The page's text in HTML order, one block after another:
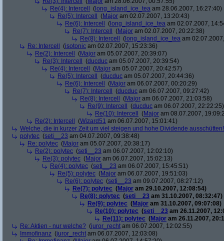
Re(4): Intercell
( long_island_ice_tea am 28.06.2007, 16:27:40)
Re(5): Intercell
(Major am 02.07.2007, 13:20:43)
Re(6): Intercell
( long_island_ice_tea am 02.07.2007,
Re(7): Intercell
(Major am 02.07.2007, 20:22:38)
Re(8): Intercell
( long_island_ice_tea am
Re: Intercell
(isotonic am 02.07.2007, 15:23:36)
Re(2): Intercell
(Major am 05.07.2007, 20:39:07)
Re(3): Intercell
(ducduc am 05.07.2007, 20:39:54)
Re(4): Intercell
(Major am 05.07.2007, 20:42:57)
Re(5): Intercell
(ducduc am 05.07.2007, 20:44:36)
Re(6): Intercell
(Major am 06.07.2007, 00:20:29)
Re(7): Intercell
(ducduc am 06.07.2007, 09:27:42)
Re(8): Intercell
(Major am 06.07.2007, 21:03:58)
Re(9): Intercell
(ducduc am 06.07.2007, 22:22:25)
Re(10): Intercell
(Major am 08.07.2007,
Re(2): Intercell
(Wizard51 am 06.07.2007, 15:01:41)
Welche, die in kurzer Zeit um viel steigen und hohe Dividende
polytec (seti__23 am 04.07.2007, 09:38:48)
Re: polytec (Major am 05.07.2007, 20:38:17)
Re(2): polytec (seti__23 am 06.07.2007, 12:02:10)
Re(3): polytec (Major am 06.07.2007, 15:02:13)
Re(4): polytec (seti__23 am 06.07.2007, 15:45:51)
Re(5): polytec (Major am 06.07.2007, 19:51:03)
Re(6): polytec (seti__23 am 09.07.2007, 08:27:12)
Re(7): polytec (Major am 29.10.2007, 12:08:54)
Re(8): polytec (seti__23 am 31.10.2007, 08:32:47)
Re(9): polytec (Major am 31.10.2007, 09:07:08)
Re(10): polytec (seti__23 am 26.11.2007,
Re(11): polytec (Major am 26.11.2007,
Re: Aktien - nur welche? (juror_recht am 06.07.2007, 12:02:55)
Immofinanz (juror_recht am 06.07.2007, 12:03:08)